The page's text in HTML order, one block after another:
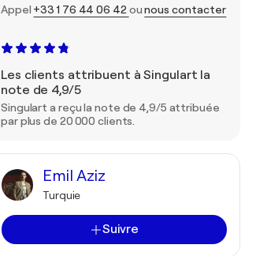
Appel +33 1 76 44 06 42 ounous contacter
Les clients attribuent à Singulart la
note de 4,9/5
Singulart a reçu la note de 4,9/5 attribuée
par plus de 20 000 clients.
Emil Aziz
Turquie
Suivre